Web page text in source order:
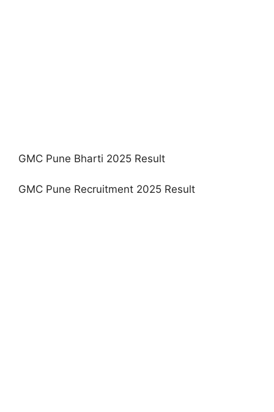
GMC Pune Bharti 2025 Result
GMC Pune Recruitment 2025 Result